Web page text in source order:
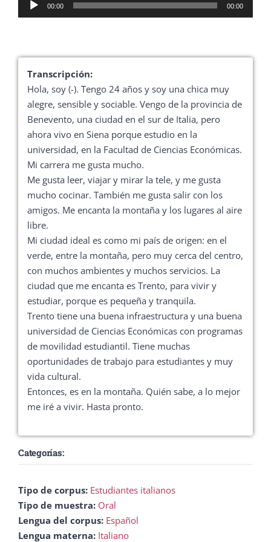
de
00:00 00:00
Transcripción:
Hola, soy (-). Tengo 24 años y soy una chica muy
alegre, sensible y sociable. Vengo de la provincia de
Benevento, una ciudad en el sur de Italia, pero
ahora vivo en Siena porque estudio en la
universidad, en la Facultad de Ciencias Económicas.
Mi carrera me gusta mucho.
Me gusta leer, viajar y mirar la tele, y me gusta
mucho cocinar. También me gusta salir con los
amigos. Me encanta la montaña y los lugares al aire
libre.
Mi ciudad ideal es como mi país de origen: en el
verde, entre la montaña, pero muy cerca del centro,
con muchos ambientes y muchos servicios. La
ciudad que me encanta es Trento, para vivir y
estudiar, porque es pequeña y tranquila.
Trento tiene una buena infraestructura y una buena
universidad de Ciencias Económicas con programas
de movilidad estudiantil. Tiene muchas
oportunidades de trabajo para estudiantes y muy
vida cultural.
Entonces, es en la montaña. Quién sabe, a lo mejor
me iré a vivir. Hasta pronto.
Categorías:
Tipo de corpus: Estudiantes italianos
Tipo de muestra: Oral
Lengua del corpus: Español
Lengua materna: Italiano